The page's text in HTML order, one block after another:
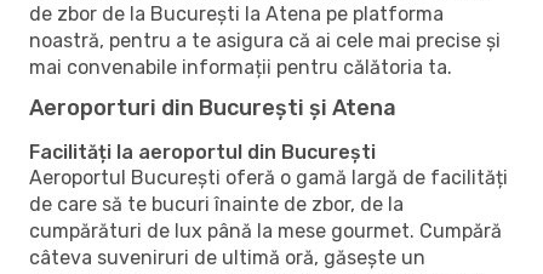
de zbor de la București la Atena pe platforma
noastră, pentru a te asigura că ai cele mai precise și
mai convenabile informații pentru călătoria ta.
Aeroporturi din București și Atena
Facilități la aeroportul din București
Aeroportul București oferă o gamă largă de facilități
de care să te bucuri înainte de zbor, de la
cumpărături de lux până la mese gourmet. Cumpără
câteva suveniruri de ultimă oră, găsește un